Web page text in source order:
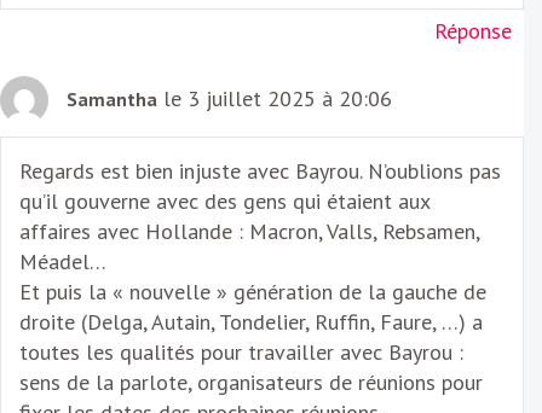
Réponse
Samantha le 3 juillet 2025 à 20:06
Regards est bien injuste avec Bayrou. N’oublions pas
qu’il gouverne avec des gens qui étaient aux
affaires avec Hollande : Macron, Valls, Rebsamen,
Méadel…
Et puis la « nouvelle » génération de la gauche de
droite (Delga, Autain, Tondelier, Ruffin, Faure, …) a
toutes les qualités pour travailler avec Bayrou :
sens de la parlote, organisateurs de réunions pour